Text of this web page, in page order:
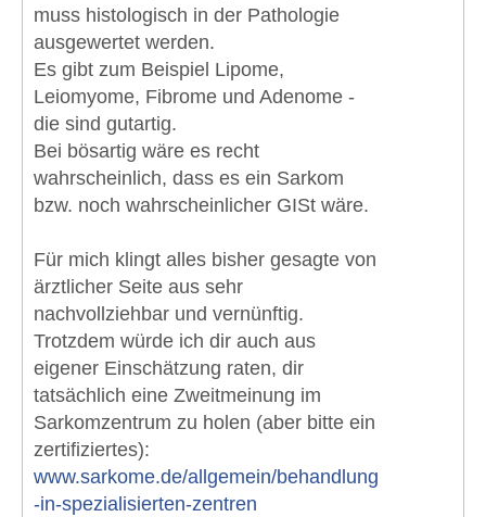
muss histologisch in der Pathologie
ausgewertet werden.
Es gibt zum Beispiel Lipome,
Leiomyome, Fibrome und Adenome -
die sind gutartig.
Bei bösartig wäre es recht
wahrscheinlich, dass es ein Sarkom
bzw. noch wahrscheinlicher GISt wäre.
Für mich klingt alles bisher gesagte von
ärztlicher Seite aus sehr
nachvollziehbar und vernünftig.
Trotzdem würde ich dir auch aus
eigener Einschätzung raten, dir
tatsächlich eine Zweitmeinung im
Sarkomzentrum zu holen (aber bitte ein
zertifiziertes):
www.sarkome.de/allgemein/behandlung
-in-spezialisierten-zentren